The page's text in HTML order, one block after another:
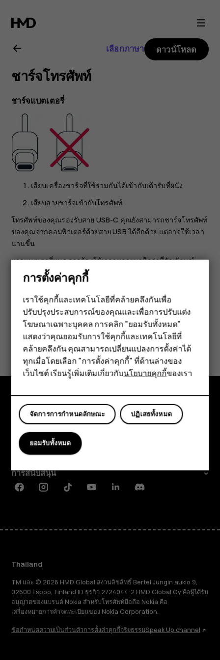
คู่มือ
ผู้
ใช้
Nokia
8.1
สมาร์ทโฟน
ฟีเจอร์โฟน
อุปกรณ์เสริม
แท็บเล็ต
เลือกภาษา ดาวน์โหลด
ชาร์จโทรศัพท์
ชาร์จแบตเตอรี่
เสียบเครื่องชาร์จที่ใช้ร่วมกันได้เข้ากับเต้ารับที่ผนัง
เสียบสายชาร์จเข้ากับโทรศัพท์
โทรศัพท์ของคุณรองรับสาย USB-C คุณยังสามารถชาร์จโทรศัพท์
ของคุณจากคอมพิวเตอร์ด้วยสาย USB ได้อีกด้วย แต่อาจใช้เวลา
นานขึ้น
หากแบตเตอรี่หมด อาจต้องใช้เวลาหลายนาทีกว่าที่สัญลักษณ์
แสดงการชาร์จจะปรากฏขึ้น
ข้อมูลนี้มีประโยชน์กับคุณหรือไม่
ใช่ ไม่
สำรวจ
เกี่ยวกับ
Planet and people
การสนับสนุน
FacebookInstagramTiktokYoutubeLinkedinDiscord
Thailand
TM และ © 2026 HMD Global สงวนลิขสิทธิ์ Bertel Jungin aukio 9,
02600 Espoo, Finland ID ธุรกิจ 2724044-2 HMD Global Oy คือผู้ได้รับ
อนุญาตของแบรนด์ Nokia สำหรับโทรศัพท์มือถือ Nokia คือ
เครื่องหมายการค้าจดทะเบียนของ Nokia Corporation.
ข้อกำหนดความเป็นส่วนตัวการตั้งค่าคุกกี้จริยธรรมSpeak Up channel
การตั้งค่าคุกกี้
เราใช้คุกกี้และเทคโนโลยีที่คล้ายคลึงกันเพื่อ
ปรับปรุงประสบการณ์ของคุณและเพื่อการปรับแต่ง
โฆษณาเฉพาะบุคคล การคลิก "ยอมรับทั้งหมด"
แสดงว่าคุณยอมรับการใช้คุกกี้และเทคโนโลยีที่
คล้ายคลึงกัน คุณสามารถเปลี่ยนแปลงการตั้งค่าได้
ทุกเมื่อโดยเลือก "การตั้งค่าคุกกี้" ที่ด้านล่างของ
เว็บไซต์ เรียนรู้เพิ่มเติมเกี่ยวกับนโยบายคุกกี้ของเรา
ปฏิเสธทั้งหมด
จัดการการกำหนดลักษณะ
ยอมรับทั้งหมด